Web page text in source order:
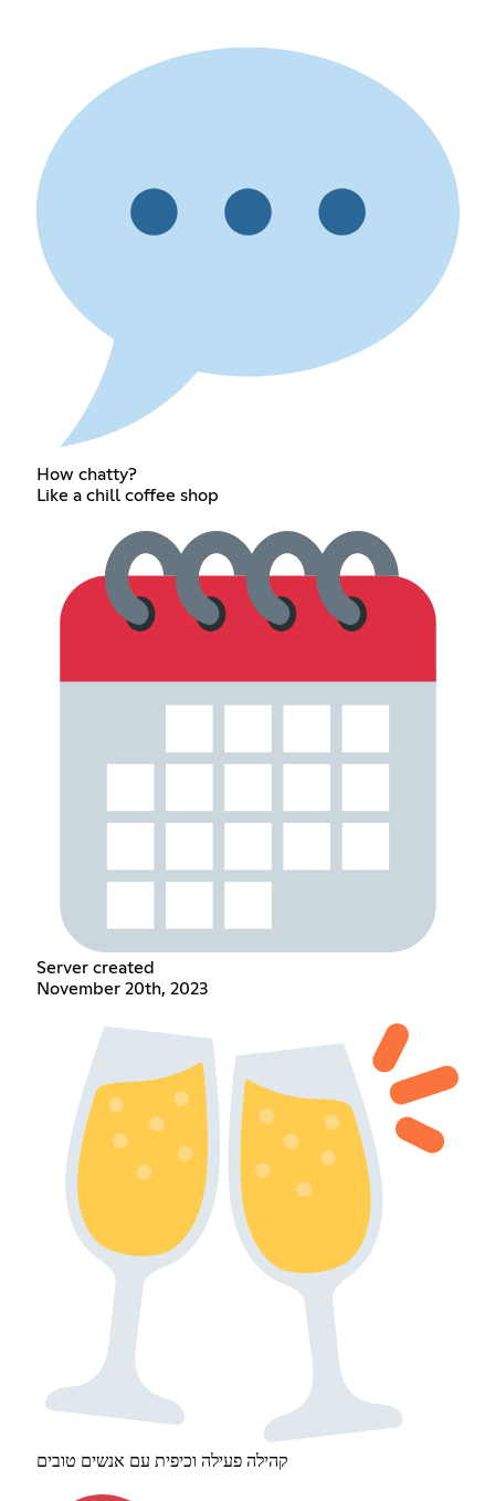
How chatty?
Like a chill coffee shop
Server created
November 20th, 2023
קהילה פעילה וכיפית עם אנשים טובים